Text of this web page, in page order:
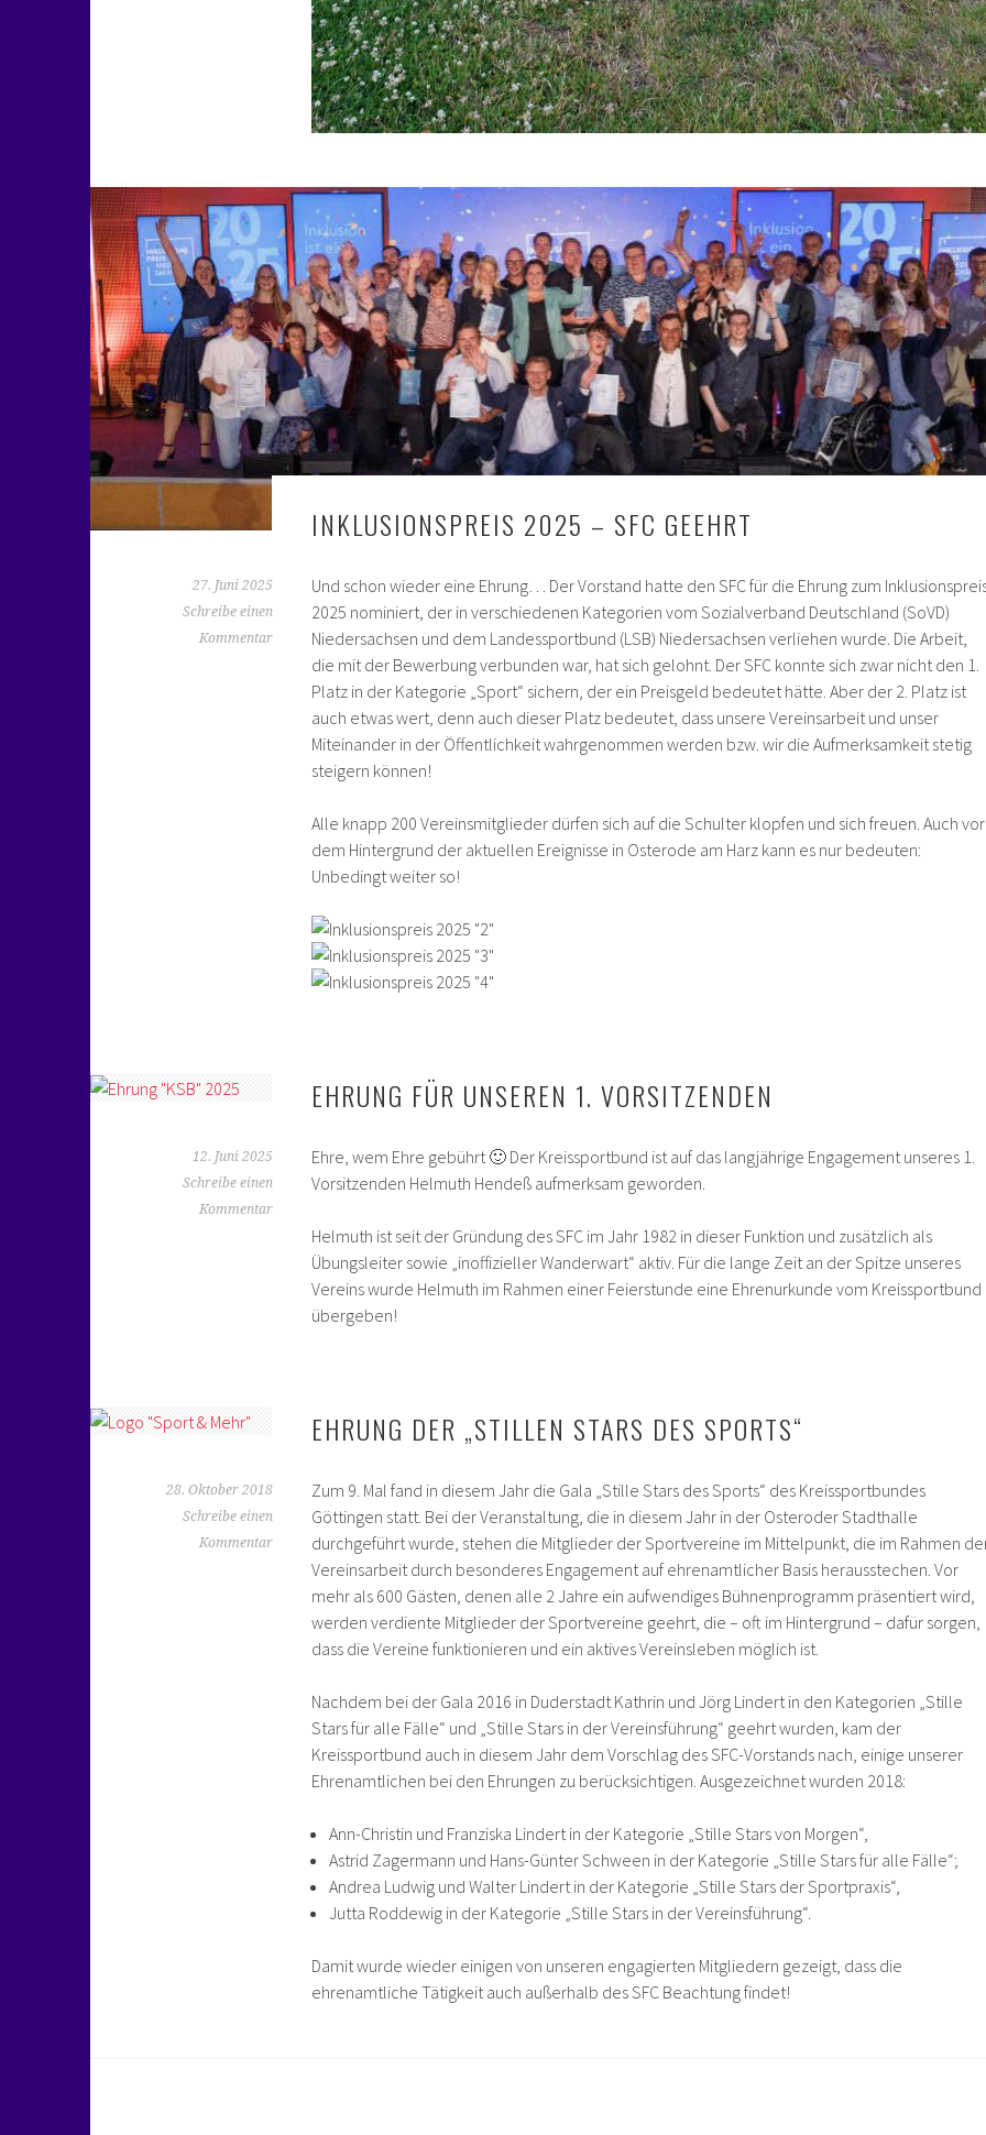
INKLUSIONSPREIS 2025 – SFC GEEHRT
27. Juni 2025
Schreibe einen
Kommentar
Und schon wieder eine Ehrung… Der Vorstand hatte den SFC für die Ehrung zum
2025 nominiert, der in verschiedenen Kategorien vom Sozialverband Deutschland (SoVD)
Niedersachsen und dem Landessportbund (LSB) Niedersachsen verliehen wurde. Die Arbeit,
die mit der Bewerbung verbunden war, hat sich gelohnt. Der SFC konnte sich zwar nicht den 1.
Platz in der Kategorie „Sport“ sichern, der ein Preisgeld bedeutet hätte. Aber der 2. Platz ist
auch etwas wert, denn auch dieser Platz bedeutet, dass unsere Vereinsarbeit und unser
Miteinander in der Öffentlichkeit wahrgenommen werden bzw. wir die Aufmerksamkeit stetig
steigern können!
Alle knapp 200 Vereinsmitglieder dürfen sich auf die Schulter klopfen und sich freuen. Auch vor
dem Hintergrund der aktuellen Ereignisse in Osterode am Harz kann es nur bedeuten:
Unbedingt weiter so!
EHRUNG FÜR UNSEREN 1. VORSITZENDEN
12. Juni 2025
Schreibe einen
Kommentar
Ehre, wem Ehre gebührt 🙂 Der Kreissportbund ist auf das langjährige Engagement unseres 1.
Vorsitzenden Helmuth Hendeß aufmerksam geworden.
Helmuth ist seit der Gründung des SFC im Jahr 1982 in dieser Funktion und zusätzlich als
Übungsleiter sowie „inoffizieller Wanderwart“ aktiv. Für die lange Zeit an der Spitze unseres
Vereins wurde Helmuth im Rahmen einer Feierstunde eine Ehrenurkunde vom Kreissportbund
übergeben!
EHRUNG DER „STILLEN STARS DES SPORTS“
28. Oktober 2018
Schreibe einen
Kommentar
Zum 9. Mal fand in diesem Jahr die Gala „Stille Stars des Sports“ des Kreissportbundes
Göttingen statt. Bei der Veranstaltung, die in diesem Jahr in der Osteroder Stadthalle
durchgeführt wurde, stehen die Mitglieder der Sportvereine im Mittelpunkt, die im Rahmen
Vereinsarbeit durch besonderes Engagement auf ehrenamtlicher Basis herausstechen. Vor
mehr als 600 Gästen, denen alle 2 Jahre ein aufwendiges Bühnenprogramm präsentiert wird,
werden verdiente Mitglieder der Sportvereine geehrt, die – oft im Hintergrund – dafür sorgen,
dass die Vereine funktionieren und ein aktives Vereinsleben möglich ist.
Nachdem bei der Gala 2016 in Duderstadt Kathrin und Jörg Lindert in den Kategorien „Stille
Stars für alle Fälle“ und „Stille Stars in der Vereinsführung“ geehrt wurden, kam der
Kreissportbund auch in diesem Jahr dem Vorschlag des SFC-Vorstands nach, einige unserer
Ehrenamtlichen bei den Ehrungen zu berücksichtigen. Ausgezeichnet wurden 2018:
Ann-Christin und Franziska Lindert in der Kategorie „Stille Stars von Morgen“,
Astrid Zagermann und Hans-Günter Schween in der Kategorie „Stille Stars für alle Fälle“;
Andrea Ludwig und Walter Lindert in der Kategorie „Stille Stars der Sportpraxis“,
Jutta Roddewig in der Kategorie „Stille Stars in der Vereinsführung“.
Damit wurde wieder einigen von unseren engagierten Mitgliedern gezeigt, dass die
ehrenamtliche Tätigkeit auch außerhalb des SFC Beachtung findet!